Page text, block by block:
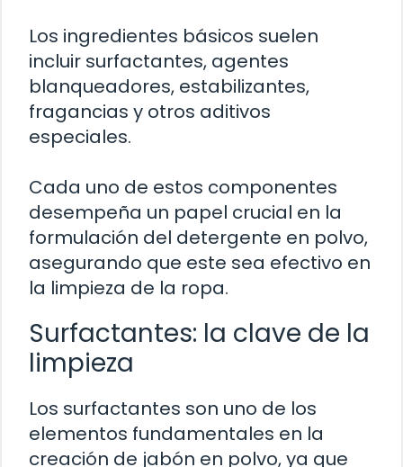
Los ingredientes básicos suelen
incluir surfactantes, agentes
blanqueadores, estabilizantes,
fragancias y otros aditivos
especiales.
Cada uno de estos componentes
desempeña un papel crucial en la
formulación del detergente en polvo,
asegurando que este sea efectivo en
la limpieza de la ropa.
Surfactantes: la clave de la
limpieza
Los surfactantes son uno de los
elementos fundamentales en la
creación de jabón en polvo, ya que